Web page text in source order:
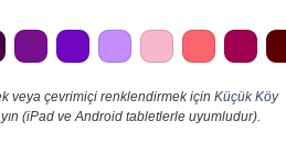
veya çevrimiçi renklendirmek için Küçük Köy
(iPad ve Android tabletlerle uyumludur).